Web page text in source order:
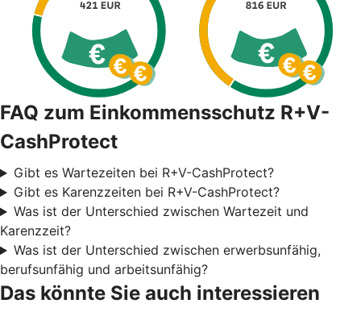
FAQ zum Einkommensschutz R+V-
CashProtect
Gibt es Wartezeiten bei R+V-CashProtect?
Gibt es Karenzzeiten bei R+V-CashProtect?
Was ist der Unterschied zwischen Wartezeit und
Karenzzeit?
Was ist der Unterschied zwischen erwerbsunfähig,
berufsunfähig und arbeitsunfähig?
Das könnte Sie auch interessieren